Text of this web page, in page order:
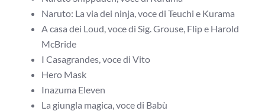
Naruto: La via dei ninja, voce di Teuchi e Kurama
A casa dei Loud, voce di Sig. Grouse, Flip e Harold
McBride
I Casagrandes, voce di Vito
Hero Mask
Inazuma Eleven
La giungla magica, voce di Babù